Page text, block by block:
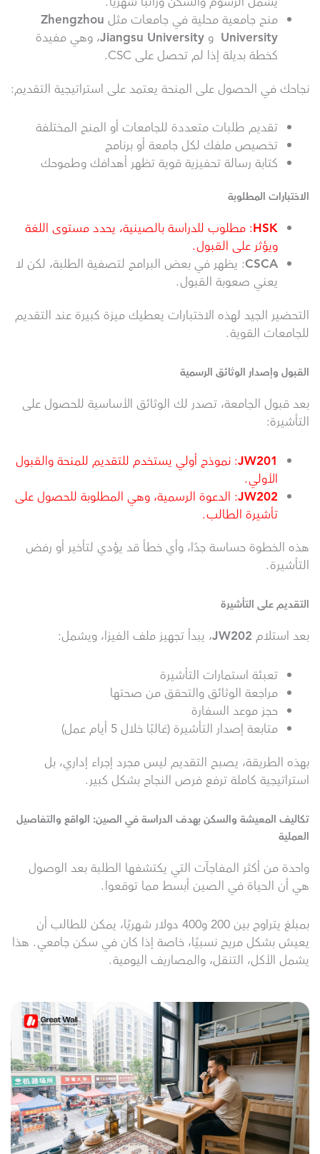
منح جامعية محلية في جامعات مثل Zhengzhou
University و Jiangsu University، وهي مفيدة
كخطة بديلة إذا لم تحصل على CSC.
نجاحك في الحصول على المنحة يعتمد على استراتيجية التقديم:
تقديم طلبات متعددة للجامعات أو المنح المختلفة
تخصيص ملفك لكل جامعة أو برنامج
كتابة رسالة تحفيزية قوية تظهر أهدافك وطموحك
الاختبارات المطلوبة
HSK: مطلوب للدراسة بالصينية، يحدد مستوى اللغة
ويؤثر على القبول.
CSCA: يظهر في بعض البرامج لتصفية الطلبة، لكن لا
يعني صعوبة القبول.
التحضير الجيد لهذه الاختبارات يعطيك ميزة كبيرة عند التقديم
للجامعات القوية.
القبول وإصدار الوثائق الرسمية
بعد قبول الجامعة، تصدر لك الوثائق الأساسية للحصول على
التأشيرة:
JW201: نموذج أولي يستخدم للتقديم للمنحة والقبول
الأولي.
JW202: الدعوة الرسمية، وهي المطلوبة للحصول على
تأشيرة الطالب.
هذه الخطوة حساسة جدًا، وأي خطأ قد يؤدي لتأخير أو رفض
التأشيرة.
التقديم على التأشيرة
بعد استلام JW202، يبدأ تجهيز ملف الفيزا، ويشمل:
تعبئة استمارات التأشيرة
مراجعة الوثائق والتحقق من صحتها
حجز موعد السفارة
متابعة إصدار التأشيرة (غالبًا خلال 5 أيام عمل)
بهذه الطريقة، يصبح التقديم ليس مجرد إجراء إداري، بل
استراتيجية كاملة ترفع فرص النجاح بشكل كبير.
تكاليف المعيشة والسكن بهدف الدراسة في الصين: الواقع والتفاصيل
العملية
واحدة من أكثر المفاجآت التي يكتشفها الطلبة بعد الوصول
هي أن الحياة في الصين أبسط مما توقعوا.
بمبلغ يتراوح بين 200 و400 دولار شهريًا، يمكن للطالب أن
يعيش بشكل مريح نسبيًا، خاصة إذا كان في سكن جامعي. هذا
يشمل الأكل، التنقل، والمصاريف اليومية.